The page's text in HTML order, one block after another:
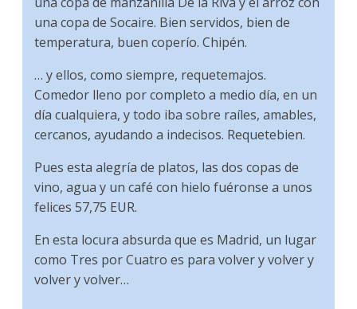
una copa de Socaire. Bien servidos, bien de
temperatura, buen coperío. Chipén.
… y ellos, como siempre, requetemajos.
Comedor lleno por completo a medio día, en un
día cualquiera, y todo iba sobre raíles, amables,
cercanos, ayudando a indecisos. Requetebien.
Pues esta alegría de platos, las dos copas de
vino, agua y un café con hielo fuéronse a unos
felices 57,75 EUR.
En esta locura absurda que es Madrid, un lugar
como Tres por Cuatro es para volver y volver y
volver y volver…